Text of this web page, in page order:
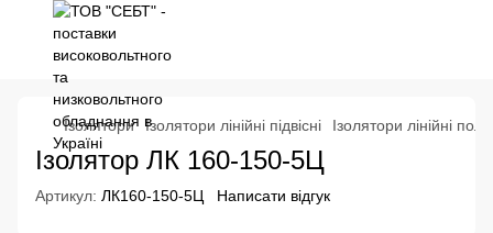
Ізолятори Ізолятори лінійні підвісні Ізолятори лінійні
Ізолятор ЛК 160-150-5Ц
Артикул: ЛК160-150-5Ц Написати відгук